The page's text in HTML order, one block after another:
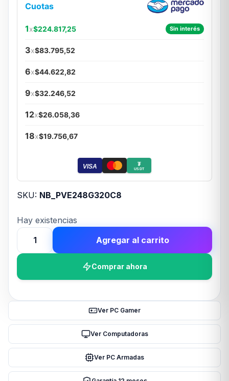
Cuotas
1x$224.817,25 Sin interés
3x$83.795,52
6x$44.622,82
9x$32.246,52
12x$26.058,36
18x$19.756,67
VISA ₮
USDT
SKU: NB_PVE248G320C8
Hay existencias
MEMORIA
PATRIOT
8GB
MHZ
RED/BLK
Agregar al carrito
Comprar ahora
Ver PC Gamer
Ver Computadoras
Ver PC Armadas